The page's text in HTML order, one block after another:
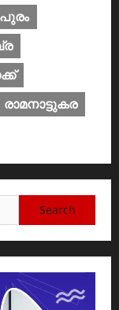
രാമനാട്ടുകര